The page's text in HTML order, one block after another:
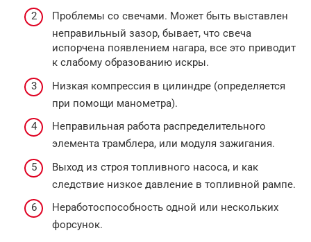
Проблемы со свечами. Может быть выставлен
неправильный зазор, бывает, что свеча
испорчена появлением нагара, все это приводит
к слабому образованию искры.
Низкая компрессия в цилиндре (определяется
при помощи манометра).
Неправильная работа распределительного
элемента трамблера, или модуля зажигания.
Выход из строя топливного насоса, и как
следствие низкое давление в топливной рампе.
Неработоспособность одной или нескольких
форсунок.